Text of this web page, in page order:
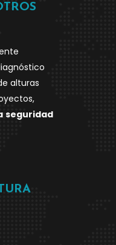
alturas
seguridad